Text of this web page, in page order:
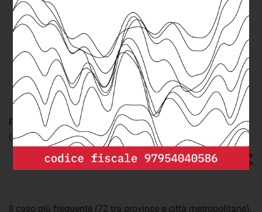
FONTE:
openpolis
(ultimo aggiornamento: sabato 18 Gennaio 2020)
Il caso più frequente (72 tra province e città metropolitane),